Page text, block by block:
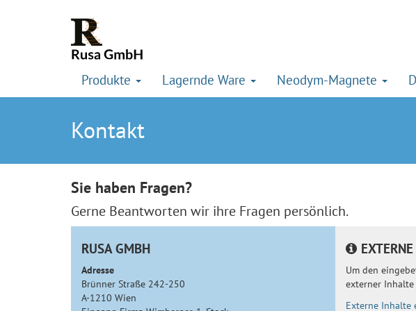
Produkte Lagernde Ware Neodym-Magnete
Kontakt
Sie haben Fragen?
Gerne Beantworten wir ihre Fragen persönlich.
RUSA GMBH
Adresse
Brünner Straße 242-250
A-1210 Wien
Um den
externer
Externe Inhalte